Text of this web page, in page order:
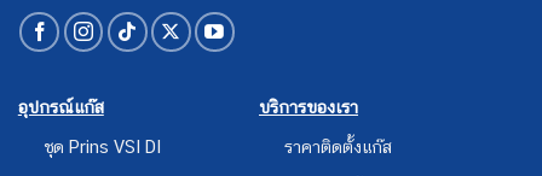
อุปกรณ์แก๊ส
ชุด Prins VSI DI
บริการของเรา
ราคาติดตั้งแก๊ส